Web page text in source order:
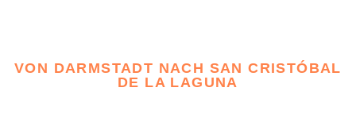
VON DARMSTADT NACH SAN CRISTÓBAL
DE LA LAGUNA